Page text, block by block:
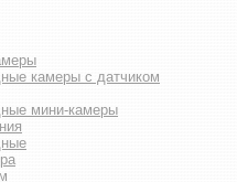
камеры с датчиком
мини-камеры